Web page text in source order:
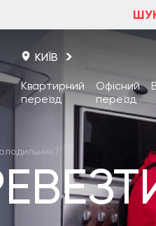
КИЇВ
Одеса
Львів
Харків
Квартирний
переїзд
Офісний
переїзд